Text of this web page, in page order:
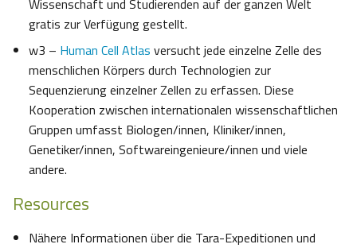
Wissenschaft und Studierenden auf der ganzen Welt
gratis zur Verfügung gestellt.
w3 ­– Human Cell Atlas versucht jede einzelne Zelle des
menschlichen Körpers durch Technologien zur
Sequenzierung einzelner Zellen zu erfassen. Diese
Kooperation zwischen internationalen wissenschaftlichen
Gruppen umfasst Biologen/innen, Kliniker/innen,
Genetiker/innen, Softwareingenieure/innen und viele
andere.
Resources
Nähere Informationen über die Tara-Expeditionen und